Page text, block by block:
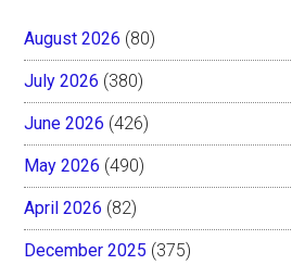
August 2026 (80)
July 2026 (380)
June 2026 (426)
May 2026 (490)
April 2026 (82)
December 2025 (375)